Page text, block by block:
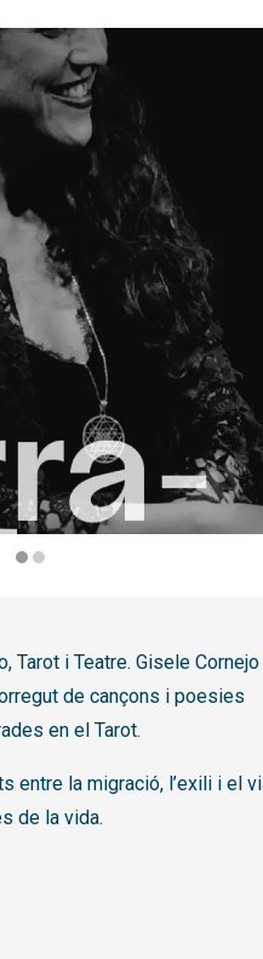
Tarot i Teatre. Gisele
de cançons i poesies
en el Tarot.
entre la migració, l’exili i el
de la vida.